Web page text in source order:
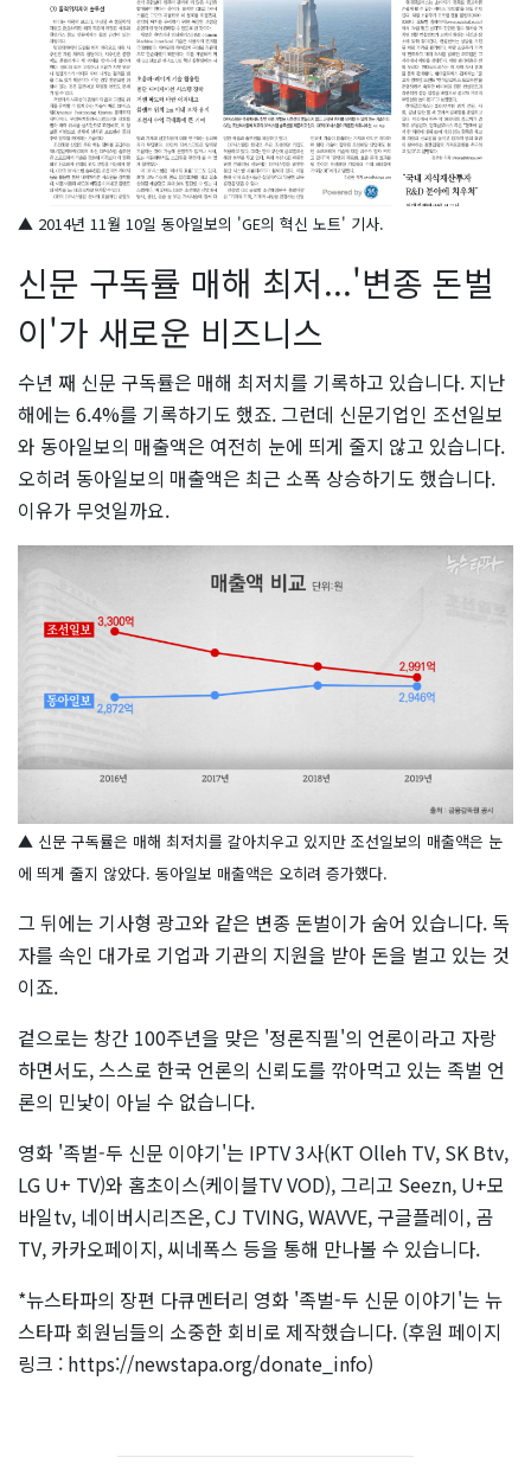
▲ 2014년 11월 10일 동아일보의 'GE의 혁신 노트' 기사.
신문 구독률 매해 최저...'변종 돈벌
이'가 새로운 비즈니스
수년 째 신문 구독률은 매해 최저치를 기록하고 있습니다. 지난
해에는 6.4%를 기록하기도 했죠. 그런데 신문기업인 조선일보
와 동아일보의 매출액은 여전히 눈에 띄게 줄지 않고 있습니다.
오히려 동아일보의 매출액은 최근 소폭 상승하기도 했습니다.
이유가 무엇일까요.
▲ 신문 구독률은 매해 최저치를 갈아치우고 있지만 조선일보의 매출액은 눈
에 띄게 줄지 않았다. 동아일보 매출액은 오히려 증가했다.
그 뒤에는 기사형 광고와 같은 변종 돈벌이가 숨어 있습니다. 독
자를 속인 대가로 기업과 기관의 지원을 받아 돈을 벌고 있는 것
이죠.
겉으로는 창간 100주년을 맞은 '정론직필'의 언론이라고 자랑
하면서도, 스스로 한국 언론의 신뢰도를 깎아먹고 있는 족벌 언
론의 민낯이 아닐 수 없습니다.
영화 '족벌-두 신문 이야기'는 IPTV 3사(KT Olleh TV, SK Btv,
LG U+ TV)와 홈초이스(케이블TV VOD), 그리고 Seezn, U+모
바일tv, 네이버시리즈온, CJ TVING, WAVVE, 구글플레이, 곰
TV, 카카오페이지, 씨네폭스 등을 통해 만나볼 수 있습니다.
*뉴스타파의 장편 다큐멘터리 영화 '족벌-두 신문 이야기'는 뉴
스타파 회원님들의 소중한 회비로 제작했습니다. (후원 페이지
링크 : https://newstapa.org/donate_info)